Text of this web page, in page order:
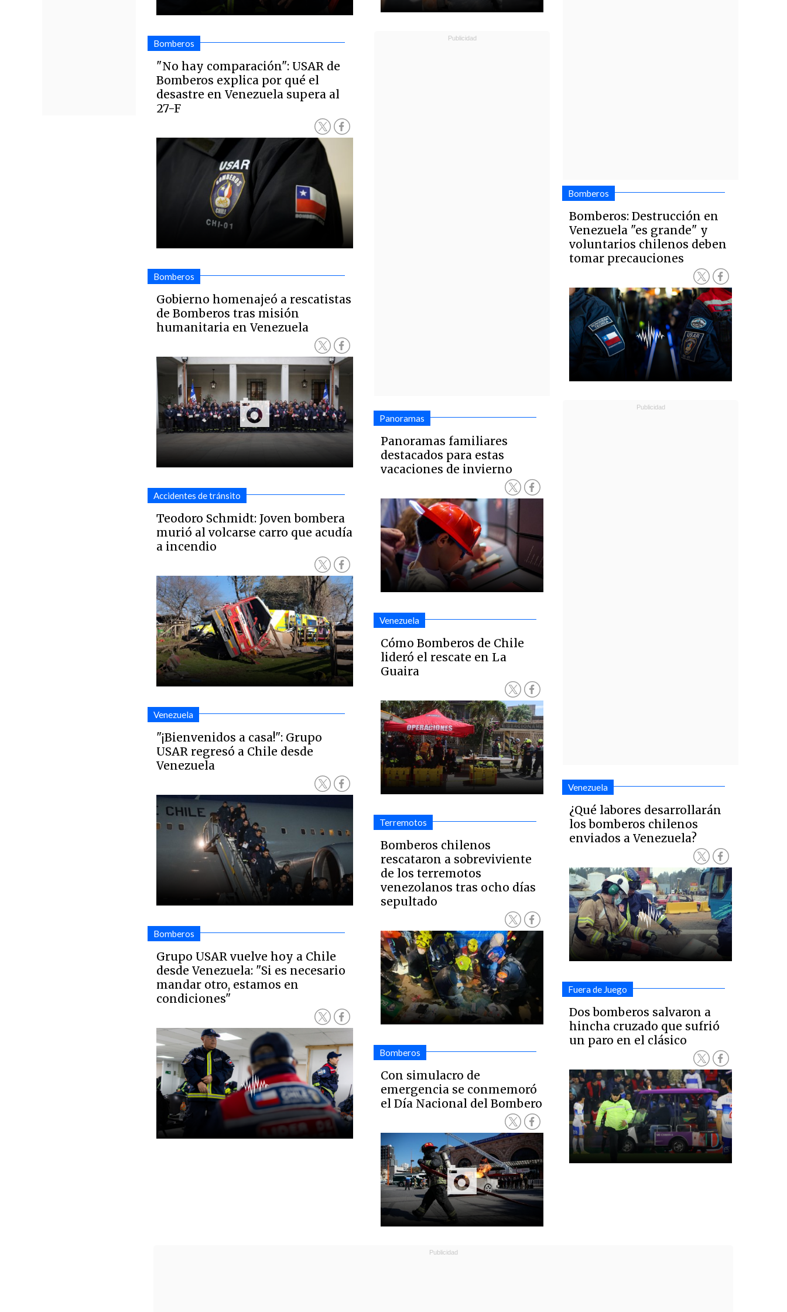
Bomberos
"No hay comparación": USAR de
Bomberos explica por qué el
desastre en Venezuela supera al
27-F
Bomberos
Gobierno homenajeó a rescatistas
de Bomberos tras misión
humanitaria en Venezuela
Accidentes de tránsito
Teodoro Schmidt: Joven bombera
murió al volcarse carro que acudía
a incendio
Venezuela
"¡Bienvenidos a casa!": Grupo
USAR regresó a Chile desde
Venezuela
Bomberos
Grupo USAR vuelve hoy a Chile
desde Venezuela: "Si es necesario
mandar otro, estamos en
condiciones"
Panoramas
Panoramas familiares
destacados para estas
vacaciones de invierno
Venezuela
Cómo Bomberos de Chile
lideró el rescate en La
Guaira
Terremotos
Bomberos chilenos
rescataron a sobreviviente
de los terremotos
venezolanos tras ocho días
sepultado
Bomberos
Con simulacro de
emergencia se conmemoró
el Día Nacional del Bombero
Bomberos
Bomberos: Destrucción en
Venezuela "es grande" y
voluntarios chilenos deben
tomar precauciones
Venezuela
¿Qué labores desarrollarán
los bomberos chilenos
enviados a Venezuela?
Fuera de Juego
Dos bomberos salvaron a
hincha cruzado que sufrió
un paro en el clásico